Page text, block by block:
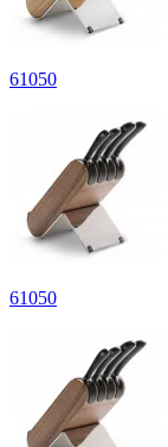
61050
61050